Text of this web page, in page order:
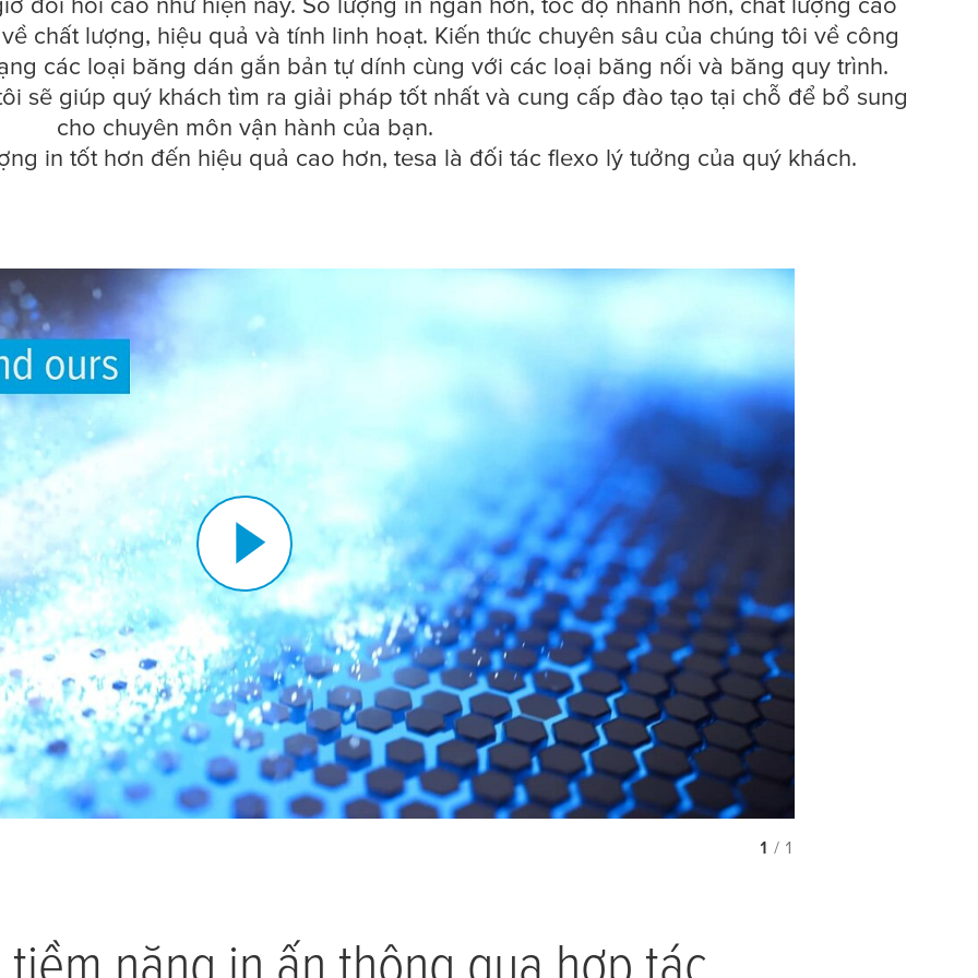
bì
chất lượng, hiệu quả và tính linh hoạt. Kiến thức chuyên sâu của chúng tôi về công
các loại băng dán gắn bản tự dính cùng với các loại băng nối và băng quy trình.
sẽ giúp quý khách tìm ra giải pháp tốt nhất và cung cấp đào tạo tại chỗ để bổ sung
cho chuyên môn vận hành của bạn.
in tốt hơn đến hiệu quả cao hơn, tesa là đối tác flexo lý tưởng của quý khách.
1 / 1
năng in ấn thông qua hợp tác